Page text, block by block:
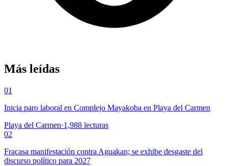
Más leídas
01
Inicia paro laboral en Complejo Mayakoba en Playa del Carmen
Playa del Carmen·1,988 lecturas
02
Fracasa manifestación contra Aguakan; se exhibe desgaste del
discurso político para 2027